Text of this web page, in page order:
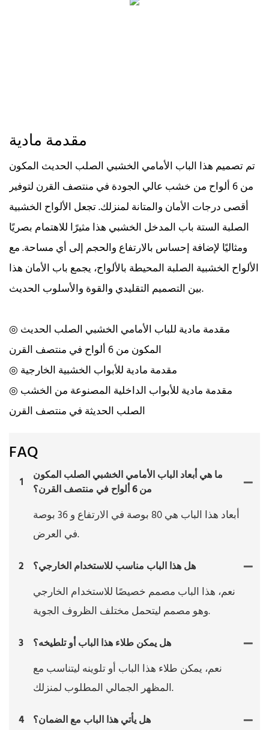
مقدمة مادية
تم تصميم هذا الباب الأمامي الخشبي الصلب الحديث المكون
من 6 ألواح من خشب عالي الجودة في منتصف القرن لتوفير
أقصى درجات الأمان والمتانة لمنزلك. تجعل الألواح الخشبية
الصلبة الستة باب المدخل الخشبي هذا مثيرًا للاهتمام بصريًا
ومثاليًا لإضافة إحساس بالارتفاع والحجم إلى أي مساحة. مع
الألواح الخشبية الصلبة المحيطة بالألواح، يجمع باب الأمان هذا
بين التصميم التقليدي والقوة والأسلوب الحديث.
◎ مقدمة مادية للباب الأمامي الخشبي الصلب الحديث
◎ مقدمة مادية للأبواب الخشبية الخارجية
◎ مقدمة مادية للأبواب الداخلية المصنوعة من الخشب
الصلب الحديثة في منتصف القرن
FAQ
1
ما هي أبعاد الباب الأمامي الخشبي الصلب المكون
من 6 ألواح في منتصف القرن؟
أبعاد هذا الباب هي 80 بوصة في الارتفاع و 36 بوصة
في العرض.
2 هل هذا الباب مناسب للاستخدام الخارجي؟
نعم، هذا الباب مصمم خصيصًا للاستخدام الخارجي
وهو مصمم ليتحمل مختلف الظروف الجوية.
3 هل يمكن طلاء هذا الباب أو تلطيخه؟
نعم، يمكن طلاء هذا الباب أو تلوينه ليتناسب مع
المظهر الجمالي المطلوب لمنزلك.
4 هل يأتي هذا الباب مع الضمان؟